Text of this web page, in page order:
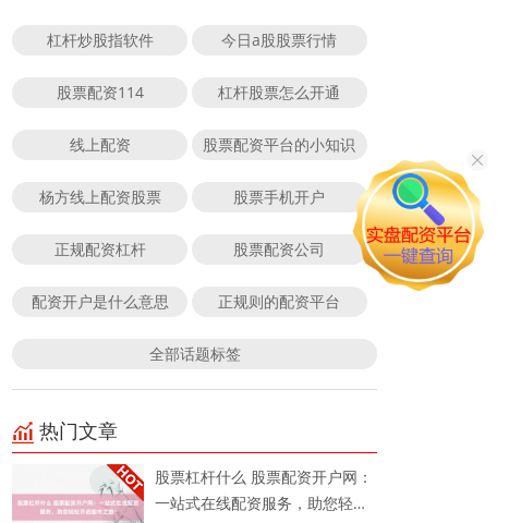
杠杆炒股指软件 今日a股股票行情
股票配资114 杠杆股票怎么开通
线上配资 股票配资平台的小知识
杨方线上配资股票 股票手机开户
正规配资杠杆 股票配资公司
配资开户是什么意思 正规则的配资平台
全部话题标签
热门文章
股票杠杆什么 股票配资开户网：
一站式在线配资服务，助您轻松